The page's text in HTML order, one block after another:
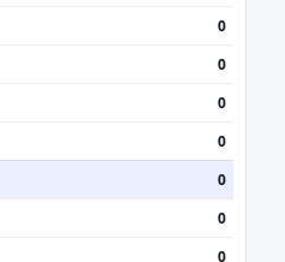
0
0
0
0
0
0
0